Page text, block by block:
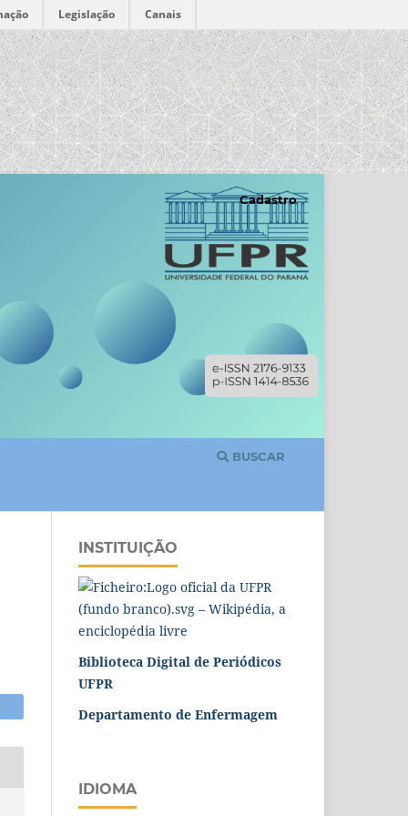
Legislação Canais
BUSCAR
Cadastro
INSTITUIÇÃO
Biblioteca Digital de Periódicos
UFPR
Departamento de Enfermagem
IDIOMA